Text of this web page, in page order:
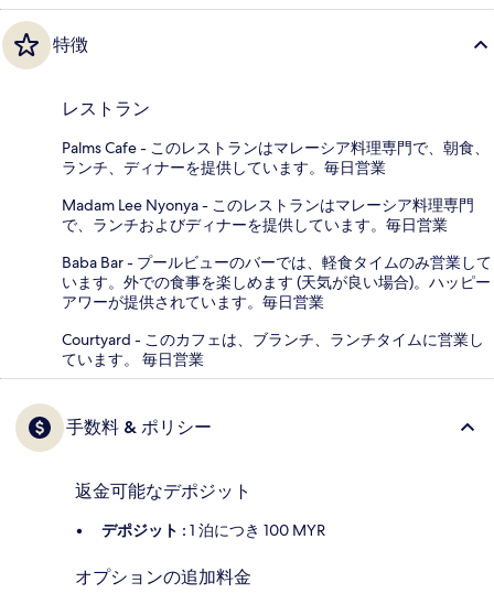
特徴
レストラン
Palms Cafe - このレストランはマレーシア料理専門で、朝食、
ランチ、ディナーを提供しています。毎日営業
Madam Lee Nyonya - このレストランはマレーシア料理専門
で、ランチおよびディナーを提供しています。毎日営業
Baba Bar - プールビューのバーでは、軽食タイムのみ営業して
います。外での食事を楽しめます (天気が良い場合)。ハッピー
アワーが提供されています。毎日営業
Courtyard - このカフェは、ブランチ、ランチタイムに営業し
ています。 毎日営業
手数料 & ポリシー
返金可能なデポジット
デポジット : 1 泊につき 100 MYR
オプションの追加料金